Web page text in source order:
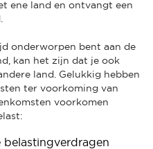
ene land en ontvangt een
onderworpen bent aan de
kan het zijn dat je ook
land. Gelukkig hebben
ter voorkoming van
voorkomen
belastingverdragen